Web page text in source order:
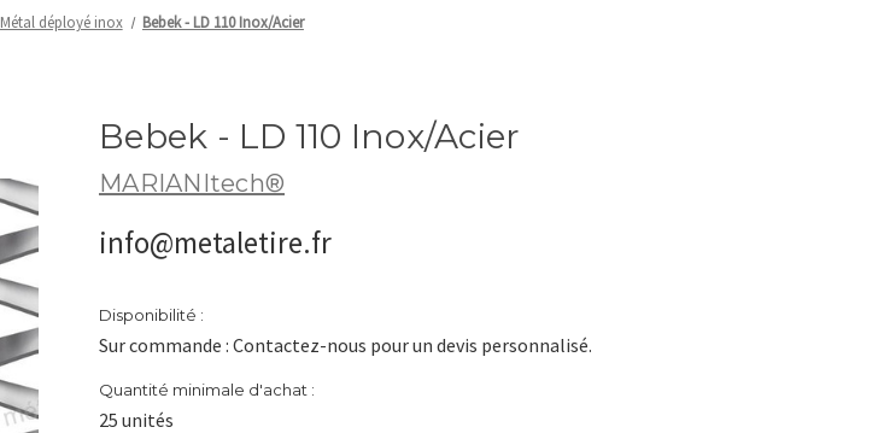
Métal déployé inox Bebek - LD 110 Inox/Acier
Bebek - LD 110 Inox/Acier
MARIANItech®
info@metaletire.fr
Disponibilité :
Sur commande : Contactez-nous pour un devis personnalisé.
Quantité minimale d'achat :
25 unités